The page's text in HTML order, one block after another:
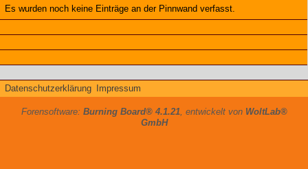
Es wurden noch keine Einträge an der Pinnwand verfasst.
Datenschutzerklärung Impressum
Forensoftware: Burning Board® 4.1.21, entwickelt von WoltLab®
GmbH